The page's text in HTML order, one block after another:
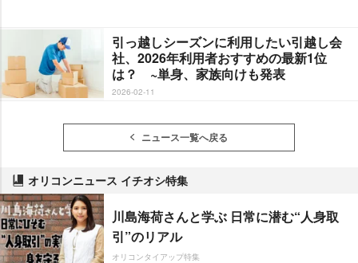
引っ越しシーズンに利用したい引越し会
社、2026年利用者おすすめの最新1位
は？ ~単身、家族向けも発表
2026-02-11
ニュース一覧へ戻る
オリコンニュース イチオシ特集
川島海荷さんと学ぶ 日常に潜む“人身取
引”のリアル
オリコンタイアップ特集